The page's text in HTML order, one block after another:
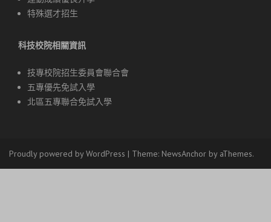
特殊選才招生
科技校院相關資訊
技專校院招生委員會聯合會
五專優先免試入學
北區五專聯合免試入學
Proudly powered by WordPress | Theme: NewsAnchor by aThemes.